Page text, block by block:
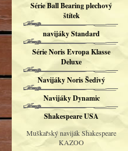
Série Ball Bearing plechový
štítek
navijáky Standard
Série Noris Evropa Klasse
Deluxe
Navijáky Noris Šedivý
Navijáky Dynamic
Shakespeare USA
Muškařský naviják Shakespeare
KAZOO